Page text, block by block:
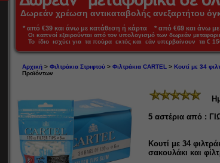
Δωρεάν χρέωση αντικαταβολής ανεξαρτήτου
* από €39 και άνω με κατάθεση ή κάρτα * από €69 και άνω με
Οι καπνοί εξαιρούνται από τον υπολογισμό των δωρεάν
Το ίδιο ισχύει για τα πούρα εκτός και εάν υπερβαίνουν τα €
Αρχική> Φιλτράκια Στριφτού> Φιλτράκια CARTEL > Κουτί με 34
Προϊόντων
5 αστέρια από :
Κουτί με 34
σακουλάκι και